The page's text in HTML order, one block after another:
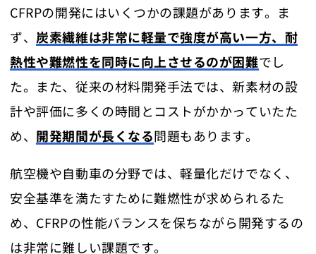
CFRPの開発にはいくつかの課題があります。ま
ず、 炭素繊維は非常に軽量で強度が高い一方、耐
熱性や難燃性を同時に向上させるのが困難でし
た。また、従来の材料開発手法では、新素材の設
計や評価に多くの時間とコストがかかっていたた
め、 開発期間が長くなる問題もあります。
航空機や自動車の分野では、軽量化だけでなく、
安全基準を満たすために難燃性が求められるた
め、CFRPの性能バランスを保ちながら開発するの
は非常に難しい課題です。